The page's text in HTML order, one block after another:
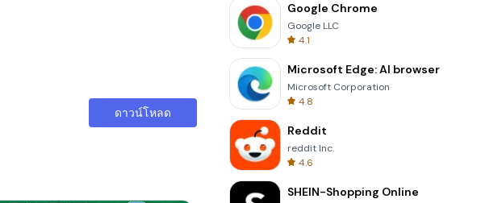
ดาวน์โหลด
Google Chrome
Google LLC
4.1
Microsoft Edge: AI browser
Microsoft Corporation
4.8
Reddit
reddit Inc.
4.6
SHEIN-Shopping Online